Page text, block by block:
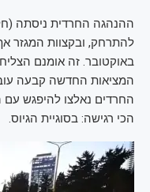
ההנהגה החרדית ניסתה
להתרחק, ובקצוות
באוקטובר. זה אומנם
המציאות החדשה קבעה
החרדים נאלצו להיפגש
הכי רגישה: בסוגיית הגיוס.